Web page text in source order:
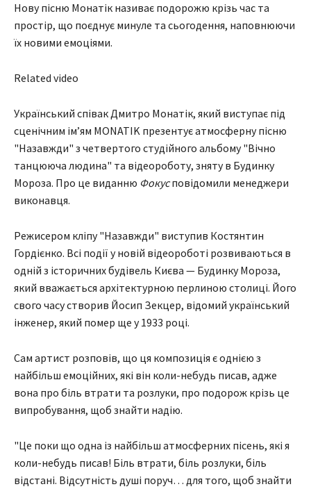
Нову пісню Монатік називає подорожю крізь час та
простір, що поєднує минуле та сьогодення, наповнюючи
їх новими емоціями.
Related video
Український співак Дмитро Монатік, який виступає під
сценічним ім’ям MONATIK презентує атмосферну пісню
"Назавжди" з четвертого студійного альбому "Вічно
танцююча людина" та відеороботу, зняту в Будинку
Мороза. Про це виданню Фокусповідомили менеджери
виконавця.
Режисером кліпу "Назавжди" виступив Костянтин
Гордієнко. Всі події у новій відеороботі розвиваються в
одній з історичних будівель Києва — Будинку Мороза,
який вважається архітектурною перлиною столиці. Його
свого часу створив Йосип Зекцер, відомий український
інженер, який помер ще у 1933 році.
Сам артист розповів, що ця композиція є однією з
найбільш емоційних, які він коли-небудь писав, адже
вона про біль втрати та розлуки, про подорож крізь це
випробування, щоб знайти надію.
"Це поки що одна із найбільш атмосферних пісень, які я
коли-небудь писав! Біль втрати, біль розлуки, біль
відстані. Відсутність душі поруч… для того, щоб знайти